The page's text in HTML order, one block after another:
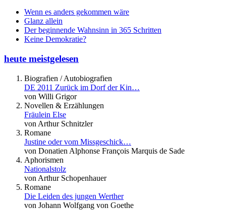
Wenn es anders gekommen wäre
Glanz allein
Der beginnende Wahnsinn in 365 Schritten
Keine Demokratie?
heute meistgelesen
Biografien / Autobiografien
DE 2011 Zurück im Dorf der Kin…
von Willi Grigor
Novellen & Erzählungen
Fräulein Else
von Arthur Schnitzler
Romane
Justine oder vom Missgeschick…
von Donatien Alphonse François Marquis de Sade
Aphorismen
Nationalstolz
von Arthur Schopenhauer
Romane
Die Leiden des jungen Werther
von Johann Wolfgang von Goethe